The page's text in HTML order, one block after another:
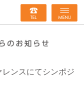
ンスにてシンポジ